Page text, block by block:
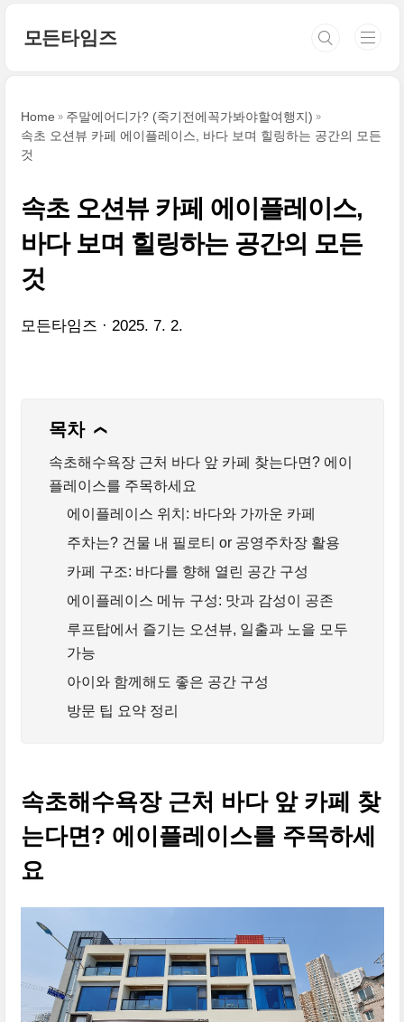
모든타임즈
Home
주말에어디가? (죽기전에꼭가봐야할여행지)
속초 오션뷰 카페 에이플레이스, 바다 보며 힐링하는 공간의 모든
것
속초 오션뷰 카페 에이플레이스,
바다 보며 힐링하는 공간의 모든
것
모든타임즈 2025. 7. 2.
목차 ❯
속초해수욕장 근처 바다 앞 카페 찾는다면? 에이
플레이스를 주목하세요
에이플레이스 위치: 바다와 가까운 카페
주차는? 건물 내 필로티 or 공영주차장 활용
카페 구조: 바다를 향해 열린 공간 구성
에이플레이스 메뉴 구성: 맛과 감성이 공존
루프탑에서 즐기는 오션뷰, 일출과 노을 모두
가능
아이와 함께해도 좋은 공간 구성
방문 팁 요약 정리
속초해수욕장 근처 바다 앞 카페 찾
는다면? 에이플레이스를 주목하세
요